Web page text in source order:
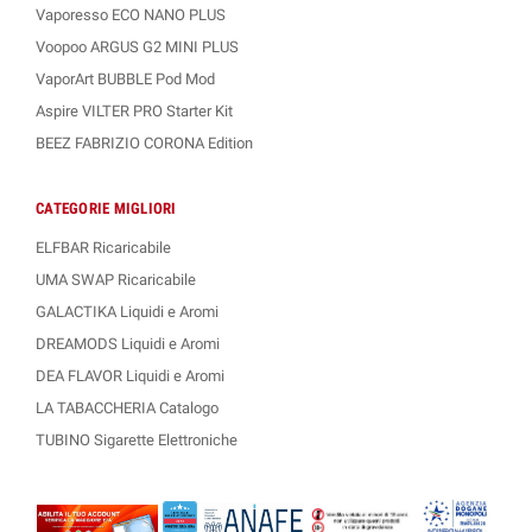
Vaporesso ECO NANO PLUS
Voopoo ARGUS G2 MINI PLUS
VaporArt BUBBLE Pod Mod
Aspire VILTER PRO Starter Kit
BEEZ FABRIZIO CORONA Edition
CATEGORIE MIGLIORI
ELFBAR Ricaricabile
UMA SWAP Ricaricabile
GALACTIKA Liquidi e Aromi
DREAMODS Liquidi e Aromi
DEA FLAVOR Liquidi e Aromi
LA TABACCHERIA Catalogo
TUBINO Sigarette Elettroniche